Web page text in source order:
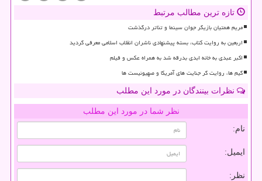
تازه ترین مطالب مرتبط
مریم همتیان بازیگر جوان سینما و تئاتر درگذشت
اربعین به روایت کتاب، بسته پیشنهادی ناشران انقلاب اسلامی معرفی گردید
اکبر عبدی به خانه ابدی بدرقه شد به همراه عکس و فیلم
گیم ها، روایت گر جنایت های آمریکا و صهیونیست ها
نظرات بینندگان در مورد این مطلب
نظر شما در مورد این مطلب
نام:
ایمیل:
نظر: